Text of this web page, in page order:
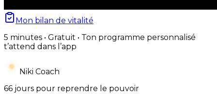
Mon bilan de vitalité
5 minutes • Gratuit • Ton programme personnalisé
t’attend dans l’app
Niki Coach
66 jours pour reprendre le pouvoir